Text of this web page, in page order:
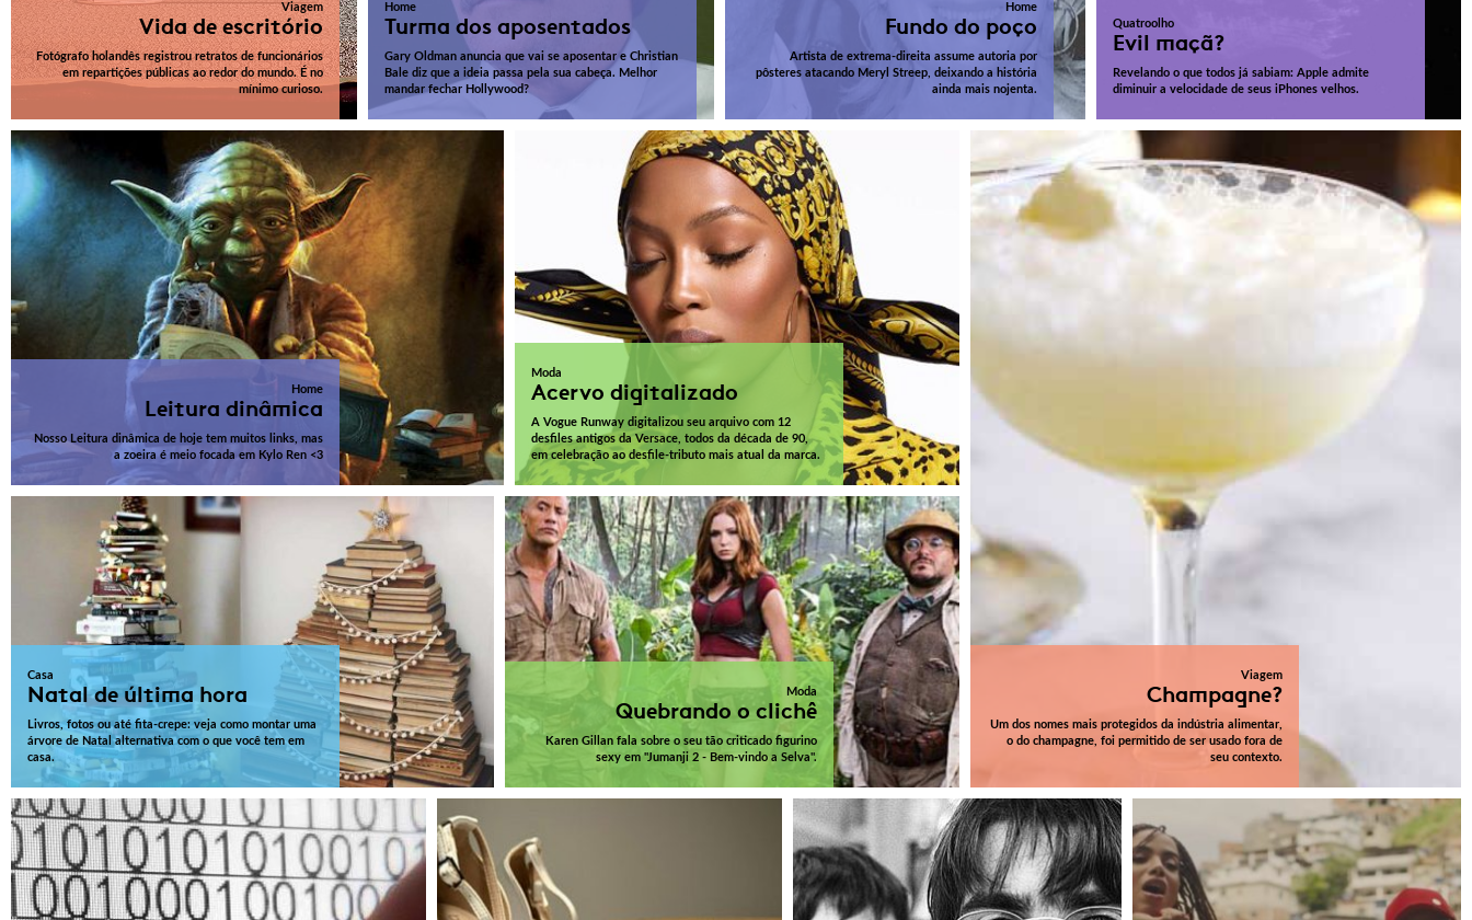
Home
Turma dos aposentados
Gary Oldman anuncia que vai se aposentar e Christian
Bale diz que a ideia passa pela sua cabeça. Melhor
mandar fechar Hollywood?
Home
Fundo do poço
Artista de extrema-direita assume autoria por
pôsteres atacando Meryl Streep, deixando a história
ainda mais nojenta.
Quatroolho
Evil maçã?
Revelando o que todos já sabiam: Apple admite
diminuir a velocidade de seus iPhones velhos.
Viagem
Vida de escritório
Fotógrafo holandês registrou retratos de funcionários
em repartições públicas ao redor do mundo. É no
mínimo curioso.
Home
Leitura dinâmica
Nosso Leitura dinâmica de hoje tem muitos links, mas
a zoeira é meio focada em Kylo Ren <3
Moda
Acervo digitalizado
A Vogue Runway digitalizou seu arquivo com 12
desfiles antigos da Versace, todos da década de 90,
em celebração ao desfile-tributo mais atual da marca.
Casa
Natal de última hora
Livros, fotos ou até fita-crepe: veja como montar uma
árvore de Natal alternativa com o que você tem em
casa.
Moda
Quebrando o clichê
Karen Gillan fala sobre o seu tão criticado figurino
sexy em "Jumanji 2 - Bem-vindo a Selva".
Viagem
Champagne?
Um dos nomes mais protegidos da indústria alimentar,
o do champagne, foi permitido de ser usado fora de
seu contexto.